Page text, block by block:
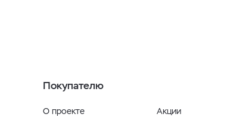
Покупателю
О проекте
Акции